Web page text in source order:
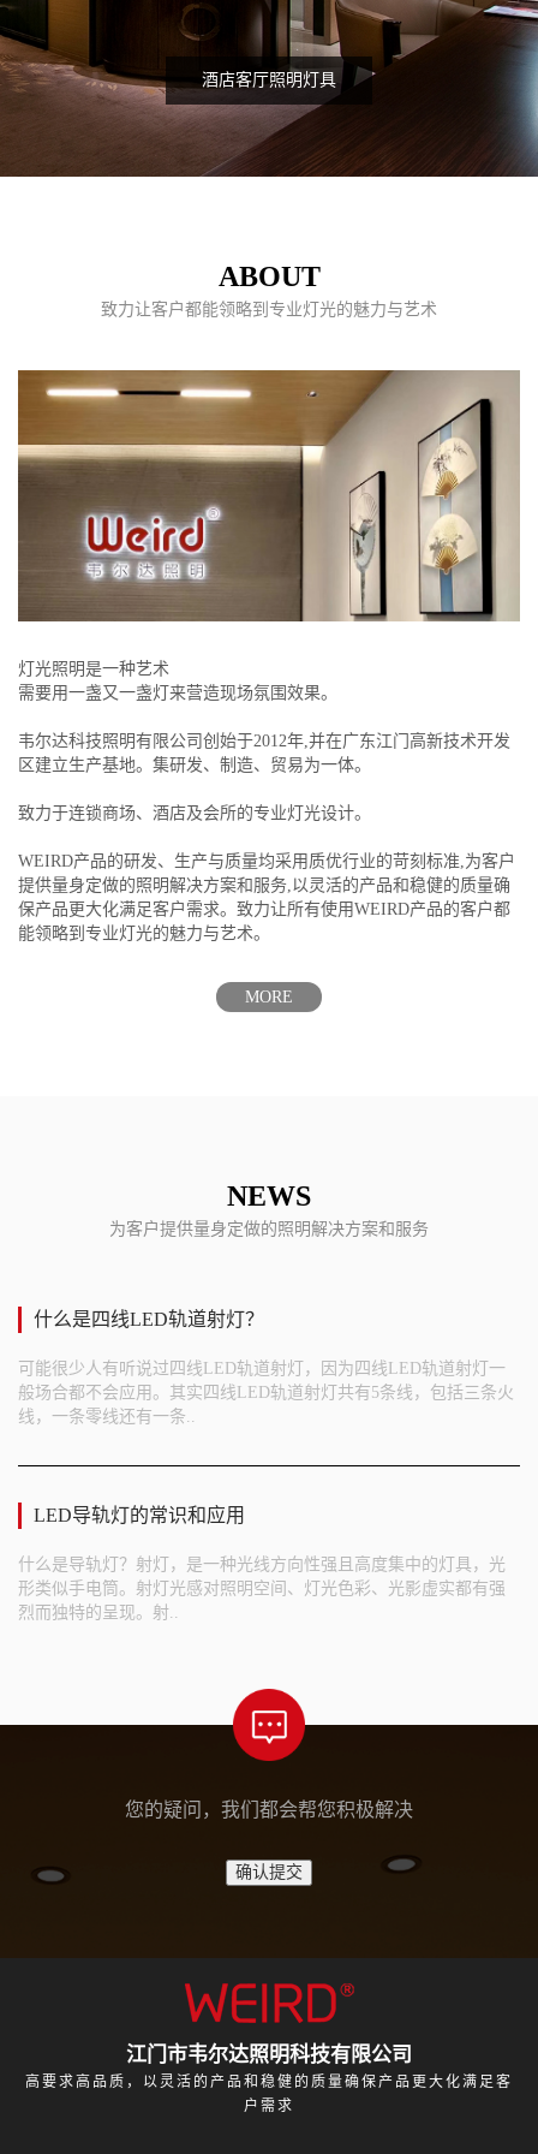
酒店客厅照明灯具
ABOUT
致力让客户都能领略到专业灯光的魅力与艺术
灯光照明是一种艺术
需要用一盏又一盏灯来营造现场氛围效果。
韦尔达科技照明有限公司创始于2012年,并在广东江门高新技术开发
区建立生产基地。集研发、制造、贸易为一体。
致力于连锁商场、酒店及会所的专业灯光设计。
WEIRD产品的研发、生产与质量均采用质优行业的苛刻标准,为客户
提供量身定做的照明解决方案和服务,以灵活的产品和稳健的质量确
保产品更大化满足客户需求。致力让所有使用WEIRD产品的客户都
能领略到专业灯光的魅力与艺术。
MORE
NEWS
为客户提供量身定做的照明解决方案和服务
什么是四线LED轨道射灯？
可能很少人有听说过四线LED轨道射灯，因为四线LED轨道射灯一
般场合都不会应用。其实四线LED轨道射灯共有5条线，包括三条火
线，一条零线还有一条..
LED导轨灯的常识和应用
什么是导轨灯？射灯，是一种光线方向性强且高度集中的灯具，光
形类似手电筒。射灯光感对照明空间、灯光色彩、光影虚实都有强
烈而独特的呈现。射..
您的疑问，我们都会帮您积极解决
江门市韦尔达照明科技有限公司
高要求高品质，以灵活的产品和稳健的质量确保产品更大化满足客
户需求